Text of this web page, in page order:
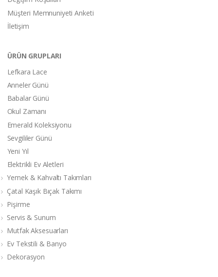
Müşteri Memnuniyeti Anketi
İletişim
ÜRÜN GRUPLARI
Lefkara Lace
Anneler Günü
Babalar Günü
Okul Zamanı
Emerald Koleksiyonu
Sevgililer Günü
Yeni Yıl
Elektrikli Ev Aletleri
Yemek & Kahvaltı Takımları
Çatal Kaşık Bıçak Takımı
Pişirme
Servis & Sunum
Mutfak Aksesuarları
Ev Tekstili & Banyo
Dekorasyon